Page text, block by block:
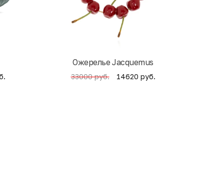
Ожерелье Jacquemus
33000 руб. 14620 руб.